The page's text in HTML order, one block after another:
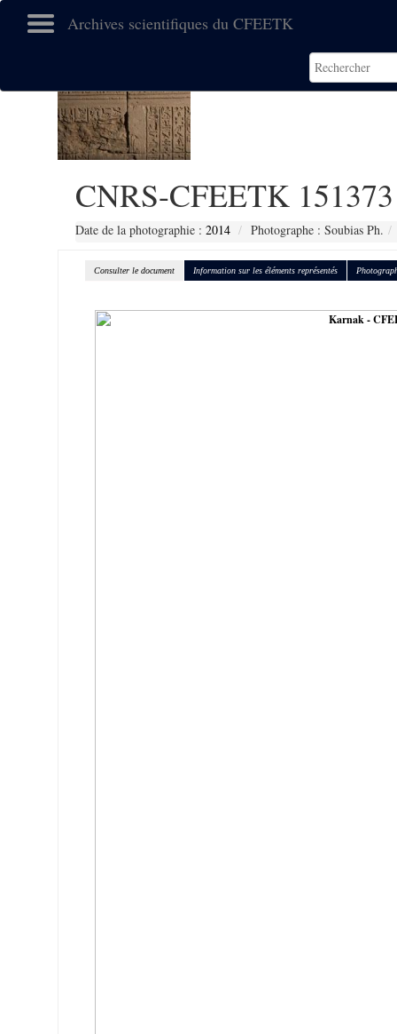
Archives scientifiques du CFEETK
CNRS-CFEETK 151373
Date de la photographie : 2014 Photographe : Soubias Ph.
Consulter le document Information sur les éléments représentés